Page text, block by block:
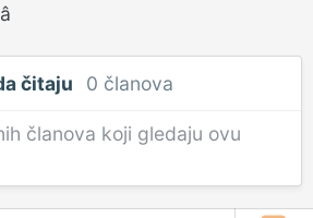
čitaju 0 članova
članova koji gledaju ovu